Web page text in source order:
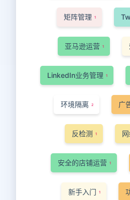
矩阵管理 1
亚马逊运营 1
LinkedIn业务管理 1
环境隔离 2 广
反检测 1
安全的店铺运营 1
新手入门 1